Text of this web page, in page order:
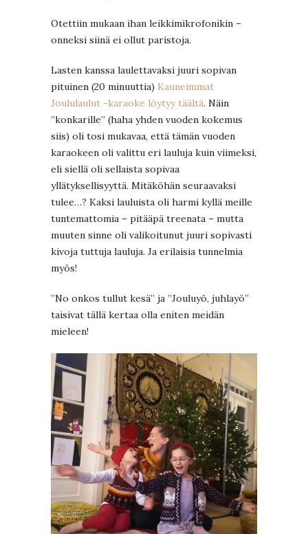
Otettiin mukaan ihan leikkimikrofonikin –
onneksi siinä ei ollut paristoja.
Lasten kanssa laulettavaksi juuri sopivan
pituinen (20 minuuttia) Kauneimmat
Joululaulut -karaoke löytyy täältä. Näin
”konkarille” (haha yhden vuoden kokemus
siis) oli tosi mukavaa, että tämän vuoden
karaokeen oli valittu eri lauluja kuin viimeksi,
eli siellä oli sellaista sopivaa
yllätyksellisyyttä. Mitäköhän seuraavaksi
tulee…? Kaksi lauluista oli harmi kyllä meille
tuntemattomia – pitääpä treenata – mutta
muuten sinne oli valikoitunut juuri sopivasti
kivoja tuttuja lauluja. Ja erilaisia tunnelmia
myös!
”No onkos tullut kesä” ja ”Jouluyö, juhlayö”
taisivat tällä kertaa olla eniten meidän
mieleen!